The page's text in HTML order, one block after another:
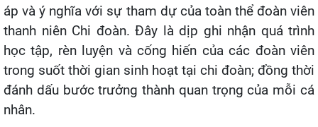
áp và ý nghĩa với sự tham dự của toàn thể đoàn viên
thanh niên Chi đoàn. Đây là dịp ghi nhận quá trình
học tập, rèn luyện và cống hiến của các đoàn viên
trong suốt thời gian sinh hoạt tại chi đoàn; đồng thời
đánh dấu bước trưởng thành quan trọng của mỗi cá
nhân.